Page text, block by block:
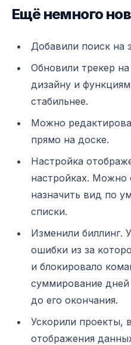
Ещё немного
Добавили поиск на
Обновили трекер
дизайну и
стабильнее.
Можно
прямо на доске.
Настройка
настройках. Можно
назначить вид по
списки.
Изменили биллинг.
ошибки из за
и блокировало
суммирование дней
до его окончания.
Ускорили проекты,
отображения